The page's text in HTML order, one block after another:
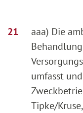
aaa) Die
umfasst
Tipke/